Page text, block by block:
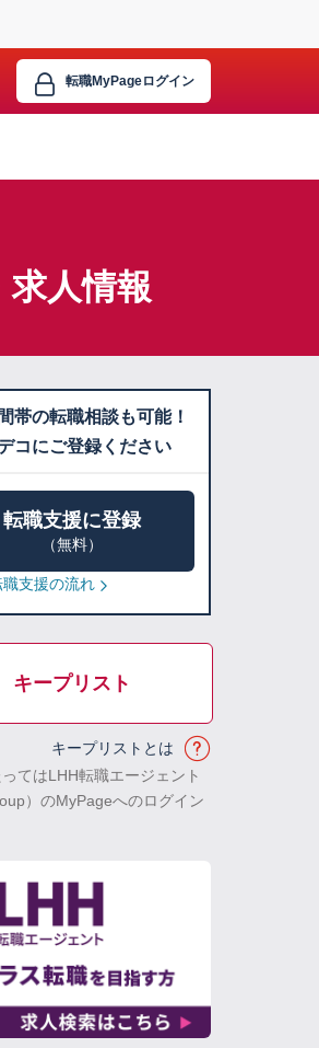
転職MyPageログイン
求人情報
帯の転職相談も可能！
コにご登録ください
転職支援に登録
（無料）
職支援の流れ
キープリスト
キープリストとは
てはLHH転職エージェント
）のMyPageへのログイン